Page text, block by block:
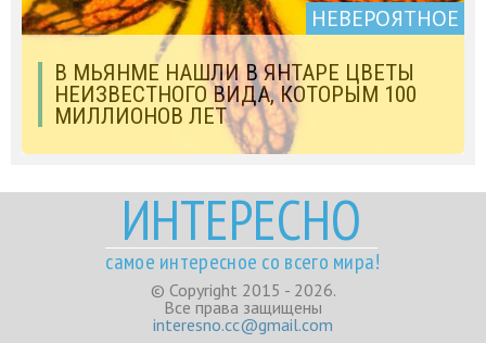
НЕВЕРОЯТНОЕ
В МЬЯНМЕ НАШЛИ В ЯНТАРЕ ЦВЕТЫ
НЕИЗВЕСТНОГО ВИДА, КОТОРЫМ 100
МИЛЛИОНОВ ЛЕТ
ИНТЕРЕСНО
самое интересное со всего мира!
© Copyright 2015 - 2026.
Все права защищены
interesno.cc@gmail.com